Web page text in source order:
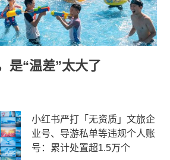
是“温差”太大了
小红书严打「无资质」文旅企
业号、导游私单等违规个人账
号：累计处置超1.5万个